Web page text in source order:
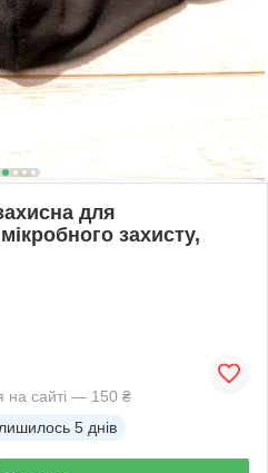
для
захисту,
на сайті — 150 ₴
5 днів